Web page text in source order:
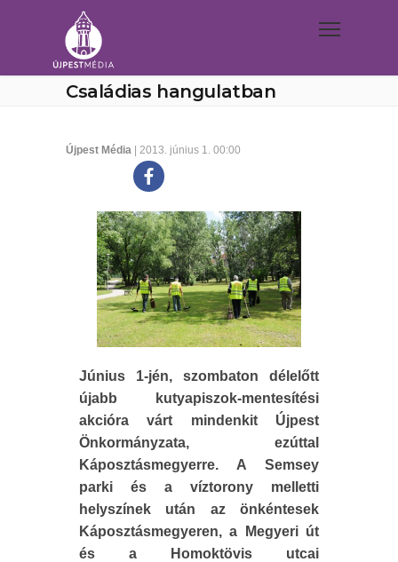
Családias hangulatban
Újpest Média | 2013. június 1. 00:00
Június 1-jén, szombaton délelőtt
újabb kutyapiszok-mentesítési
akcióra várt mindenkit Újpest
Önkormányzata, ezúttal
Káposztásmegyerre. A Semsey
parki és a víztorony melletti
helyszínek után az önkéntesek
Káposztásmegyeren, a Megyeri út
és a Homoktövis utcai